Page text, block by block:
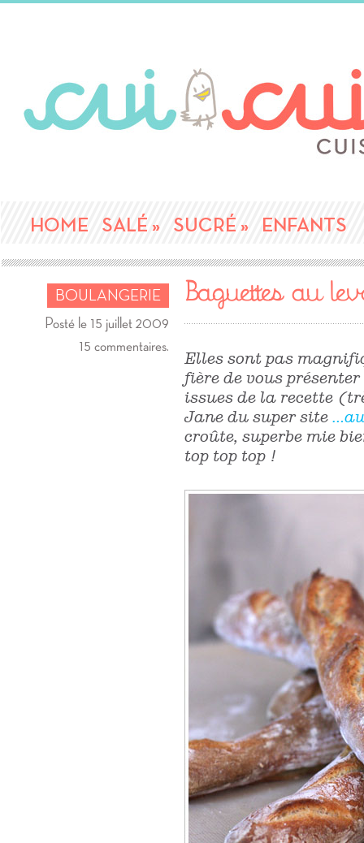
HOME SALÉ » SUCRÉ » ENFANTS
BOULANGERIE
Posté le 15 juillet 2009
15 commentaires.
Baguettes au
Elles sont pas
fière de vous
issues de la recette
Jane du super site
croûte, superbe mie
top top top !